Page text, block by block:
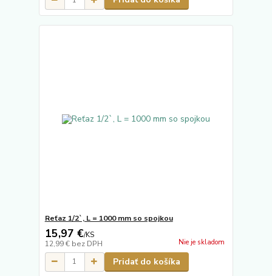
Reťaz 1/2`, L = 1000 mm so spojkou
15,97 €/KS
12,99 € bez DPH Nie je skladom
Pridať do košíka